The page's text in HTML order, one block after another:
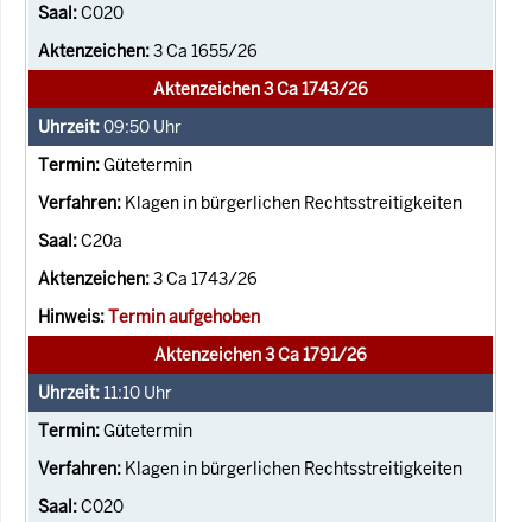
C020
3 Ca 1655/26
Aktenzeichen 3 Ca 1743/26
09:50 Uhr
Gütetermin
Klagen in bürgerlichen Rechtsstreitigkeiten
C20a
3 Ca 1743/26
Termin aufgehoben
Aktenzeichen 3 Ca 1791/26
11:10 Uhr
Gütetermin
Klagen in bürgerlichen Rechtsstreitigkeiten
C020